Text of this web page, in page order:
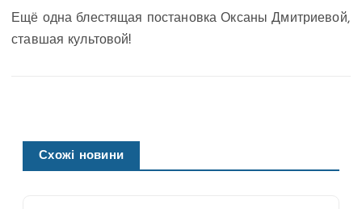
Ещё одна блестящая постановка Оксаны Дмитриевой,
ставшая культовой!
Схожі новини